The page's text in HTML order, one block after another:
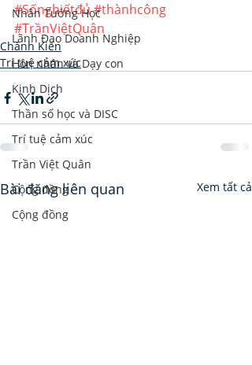
Nhân Tướng Học
Lãnh Đạo Doanh Nghiệp
Hôn nhân và Dạy con
Kinh Dịch
Thần số học và DISC
Trí tuệ cảm xúc
Trần Việt Quân
Cộng đồng
Cộng đồng
#Sốngbiếtđủ#thànhcông
#TrầnViệtQuân
Chánh Kiến
Trí tuệ cảm xúc
Bài đăng liên quan Xem tất cả